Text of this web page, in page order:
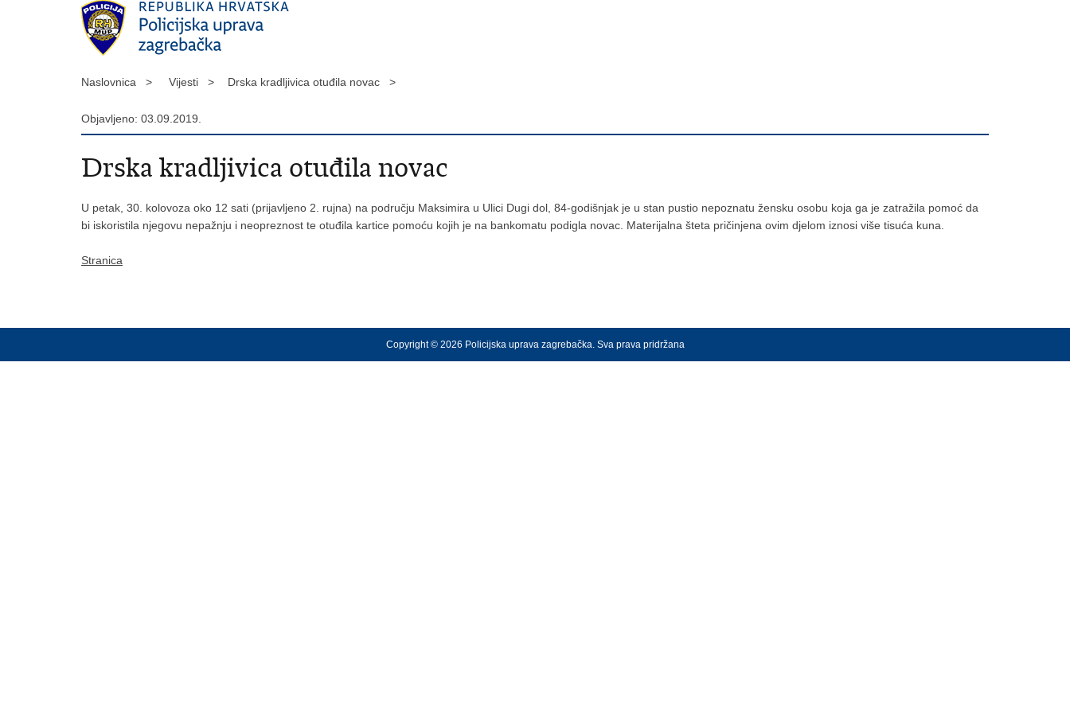
Naslovnica > Vijesti > Drska kradljivica otuđila novac >
Objavljeno: 03.09.2019.
Drska kradljivica otuđila novac
U petak, 30. kolovoza oko 12 sati (prijavljeno 2. rujna) na području Maksimira u Ulici Dugi dol, 84-godišnjak je u stan pustio nepoznatu žensku osobu koja ga je zatražila pomoć da
bi iskoristila njegovu nepažnju i neopreznost te otuđila kartice pomoću kojih je na bankomatu podigla novac. Materijalna šteta pričinjena ovim djelom iznosi više tisuća kuna.
Stranica
Copyright © 2026 Policijska uprava zagrebačka. Sva prava pridržana